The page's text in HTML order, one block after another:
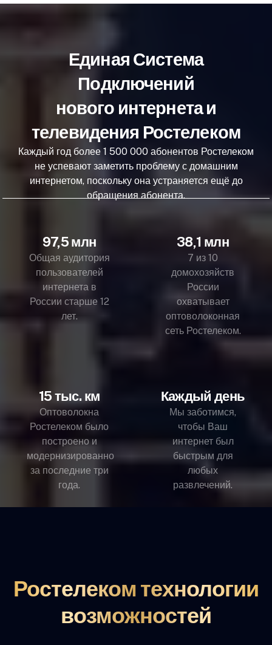
Единая Система
Подключений
нового интернета и
телевидения Ростелеком
Каждый год более 1 500 000 абонентов Ростелеком
не успевают заметить проблему с домашним
интернетом, поскольку она устраняется ещё до
обращения абонента.
97,5 млн
Общая аудитория
пользователей
интернета в
России старше 12
лет.
38,1 млн
7 из 10
домохозяйств
России
охватывает
оптоволоконная
сеть Ростелеком.
15 тыс. км
Оптоволокна
Ростелеком было
построено и
модернизированно
за последние три
года.
Каждый день
Мы заботимся,
чтобы Ваш
интернет был
быстрым для
любых
развлечений.
Ростелеком технологии
возможностей